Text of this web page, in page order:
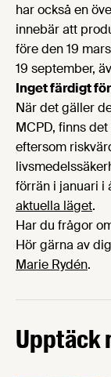
har också en
innebär att
före den 19
19 september,
Inget färdigt
När det gäller
MCPD, finns
eftersom
förrän i januari i
aktuella läget.
Har du frågor
Hör gärna av
Marie Rydén.
Upptäck